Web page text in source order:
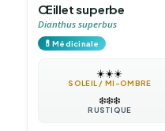
Œillet superbe
Dianthus superbus
💊Médicinale
☀️☀️☀️
SOLEIL / MI-OMBRE
❄️❄️❄️
RUSTIQUE